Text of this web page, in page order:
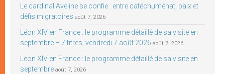
Le cardinal Aveline se confie : entre catéchuménat, paix et
défis migratoires août 7, 2026
Léon XIV en France : le programme détaillé de sa visite en
septembre – 7 titres, vendredi 7 août 2026 août 7, 2026
Léon XIV en France : le programme détaillé de sa visite en
septembre août 7, 2026